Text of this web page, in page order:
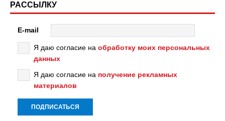
РАССЫЛКУ
E-mail
Я даю согласие на обработку моих персональных
данных
Я даю согласие на получение рекламных
материалов